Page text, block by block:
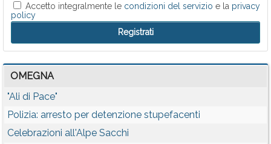
Accetto integralmente le condizioni del servizio e la privacy
policy
OMEGNA
"Ali di Pace"
Polizia: arresto per detenzione stupefacenti
Celebrazioni all'Alpe Sacchi